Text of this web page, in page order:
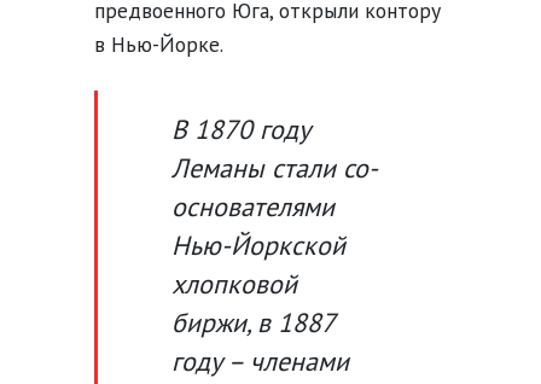
предвоенного Юга, открыли контору
в Нью-Йорке.
В 1870 году
Леманы стали со-
основателями
Нью-Йоркской
хлопковой
биржи, в 1887
году – членами